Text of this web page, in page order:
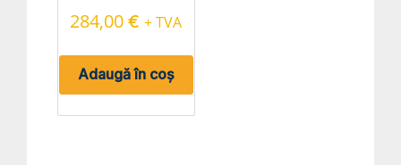
284,00€ + TVA
Adaugă în coș